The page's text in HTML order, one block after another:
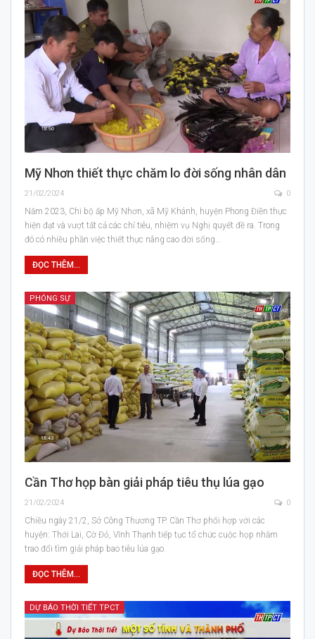
Mỹ Nhơn thiết thực chăm lo đời sống nhân dân
21/02/2024 0
Năm 2023, Chi bộ ấp Mỹ Nhơn, xã Mỹ Khánh, huyện Phong Điền thực
hiện đạt và vượt tất cả các chỉ tiêu, nhiệm vụ Nghị quyết đề ra. Trong
đó có nhiều phần việc thiết thực nâng cao đời sống…
ĐỌC THÊM...
PHÓNG SỰ
Cần Thơ họp bàn giải pháp tiêu thụ lúa gạo
21/02/2024 0
Chiều ngày 21/2, Sở Công Thương TP. Cần Thơ phối hợp với các
huyện: Thới Lai, Cờ Đỏ, Vĩnh Thạnh tiếp tục tổ chức cuộc họp nhằm
trao đổi tìm giải pháp bao tiêu lúa gạo.
ĐỌC THÊM...
DỰ BÁO THỜI TIẾT TPCT